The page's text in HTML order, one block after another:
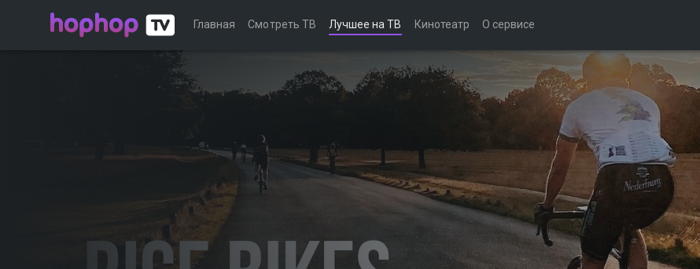
Главная Смотреть ТВ Лучшее на ТВ Кинотеатр О сервисе